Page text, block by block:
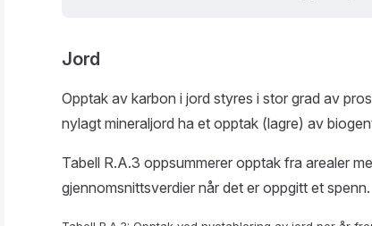
Jord
Opptak av karbon i jord styres i stor grad av
nylagt mineraljord ha et opptak (lagre) av
Tabell R.A.3 oppsummerer opptak fra arealer
gjennomsnittsverdier når det er oppgitt et spenn.